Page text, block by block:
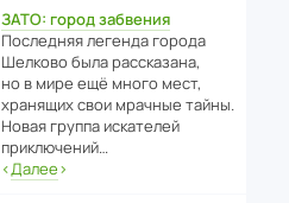
ЗАТО: город забвения
После­дняя легенда города
Шелково была расска­зана,
но в мире ещё много мест,
хранящих свои мрачные тайны.
Новая группа иска­телей
приключений…
‹Далее›